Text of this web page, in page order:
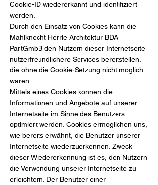
Cookie-ID wiedererkannt und identifiziert
werden.
Durch den Einsatz von Cookies kann die
Mahlknecht Herrle Architektur BDA
PartGmbB den Nutzern dieser Internetseite
nutzerfreundlichere Services bereitstellen,
die ohne die Cookie-Setzung nicht möglich
wären.
Mittels eines Cookies können die
Informationen und Angebote auf unserer
Internetseite im Sinne des Benutzers
optimiert werden. Cookies ermöglichen uns,
wie bereits erwähnt, die Benutzer unserer
Internetseite wiederzuerkennen. Zweck
dieser Wiedererkennung ist es, den Nutzern
die Verwendung unserer Internetseite zu
erleichtern. Der Benutzer einer